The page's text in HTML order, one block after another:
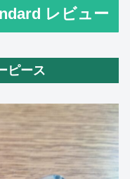
レビュー
ピース